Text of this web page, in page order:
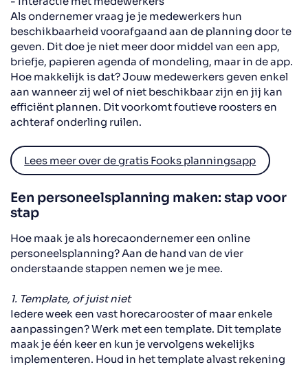
Als ondernemer vraag je je medewerkers hun
beschikbaarheid voorafgaand aan de planning door te
geven. Dit doe je niet meer door middel van een app,
briefje, papieren agenda of mondeling, maar in de app.
Hoe makkelijk is dat?Jouw medewerkers geven enkel
aan wanneer zij wel of niet beschikbaar zijn en jij kan
efficiënt plannen. Dit voorkomt foutieve roosters en
achteraf onderling ruilen.
Lees meer over de gratis Fooks planningsapp
Een personeelsplanning maken: stap voor
stap
Hoe maak je als horecaondernemer een online
personeelsplanning?Aan de hand van de vier
onderstaandestappen nemen weje mee.
1. Template, of juist niet
Iedere week een vast horecarooster of maar enkele
aanpassingen? Werk met een template. Dit template
maak je één keer en kun je vervolgenswekelijks
implementeren. Houd in het templatealvast rekening